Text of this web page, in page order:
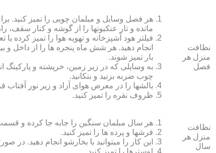
نظافت
منزل هر
فصل
هر فصل وسایل و مبلمان چوبی را تمیز کنید.
مانده و تار عنکبوت‏ها را از گوشه و کنار سقف،
فیلتر هود آشپزخانه و تهویه هوا را تمیز کرده
انجام دهید. هر شش ماه پنجره‏ ها را از داخل
بار تمیز شوند.
به وسایلی که در زیر زمین، خرپشته و پارکینگ
چوب ضربه بزنید و بتکانید.
بالش‏ها را در معرض هوای آزاد و زیر نور
ظروف نقره را تمیز کنید.
نظافت
منزل هر
سال
هر سال مبلمان سنگین را جابه جا کرده و قسمت
فرش‏ها و پرده ‏ها را تمیز کنید.
این کار را می‏توانید با بخارشو انجام دهید. در